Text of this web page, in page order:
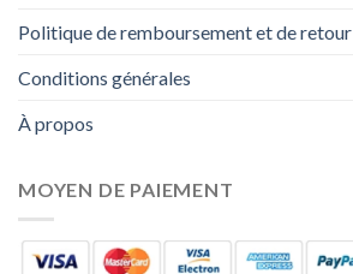
Politique de remboursement et de retour
Conditions générales
À propos
MOYEN DE PAIEMENT